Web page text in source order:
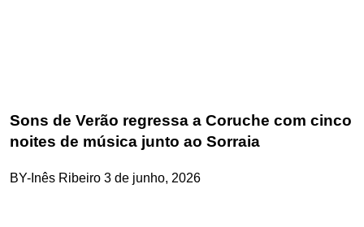
Sons de Verão regressa a Coruche com cinco
noites de música junto ao Sorraia
BY-Inês Ribeiro 3 de junho, 2026